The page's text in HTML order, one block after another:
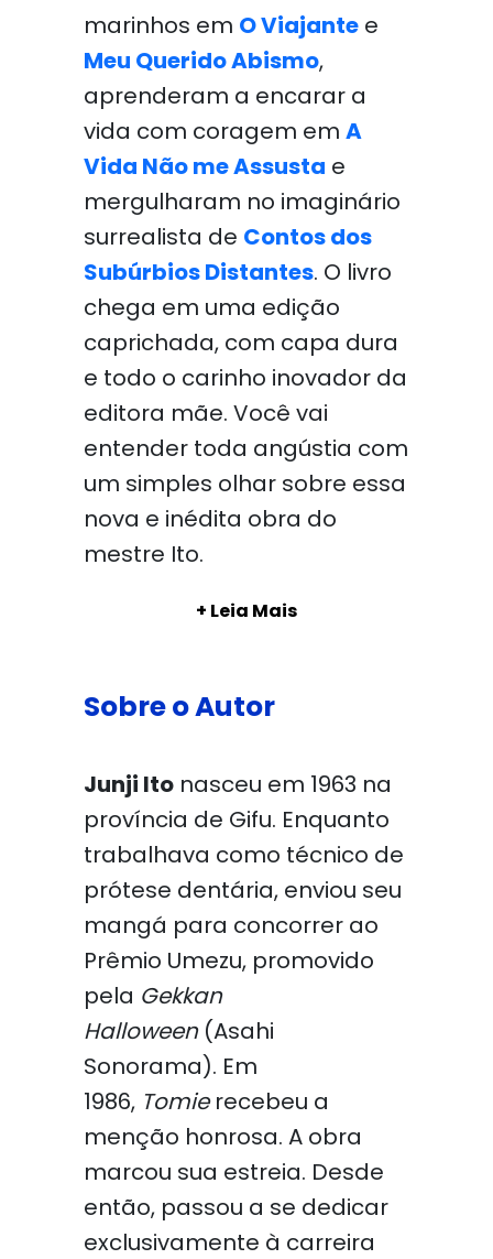
marinhos em O Viajantee
Meu Querido Abismo,
aprenderam a encarar a
vida com coragem em A
Vida Não me Assusta e
mergulharam no imaginário
surrealista de Contos dos
Subúrbios Distantes. O livro
chega em uma edição
caprichada, com capa dura
e todo o carinho inovador da
editora mãe. Você vai
entender toda angústia com
um simples olhar sobre essa
nova e inédita obra do
mestre Ito.
+ Leia Mais
Sobre o Autor
Junji Itonasceu em 1963 na
província de Gifu. Enquanto
trabalhava como técnico de
prótese dentária, enviou seu
mangá para concorrer ao
Prêmio Umezu, promovido
pela Gekkan
Halloween(Asahi
Sonorama). Em
1986, Tomierecebeu a
menção honrosa. A obra
marcou sua estreia. Desde
então, passou a se dedicar
exclusivamente à carreira